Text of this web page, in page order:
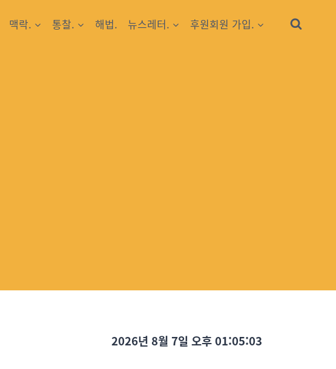
맥락. 통찰. 해법. 뉴스레터. 후원회원 가입.
2026년 8월 7일 오후 01:05:04